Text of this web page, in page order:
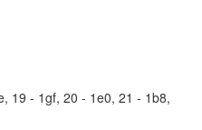
19 - 1gf, 20 - 1e0, 21 - 1b8,